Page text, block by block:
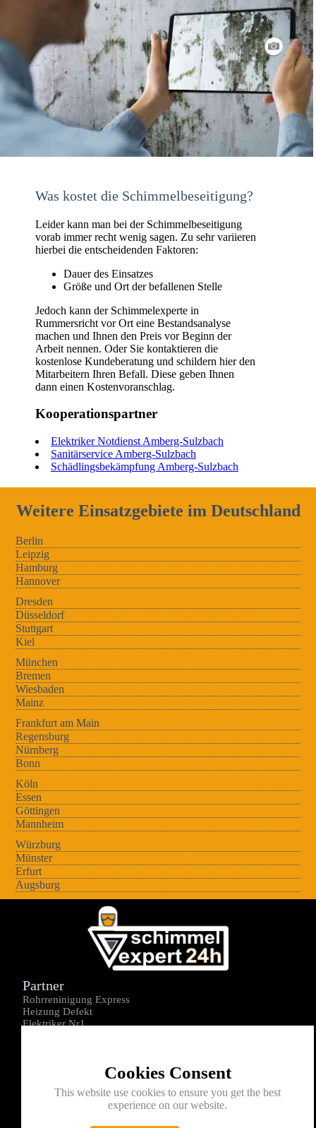
Was kostet die Schimmelbeseitigung?
Leider kann man bei der Schimmelbeseitigung
vorab immer recht wenig sagen. Zu sehr variieren
hierbei die entscheidenden Faktoren:
Dauer des Einsatzes
Größe und Ort der befallenen Stelle
Jedoch kann der Schimmelexperte in
Rummersricht vor Ort eine Bestandsanalyse
machen und Ihnen den Preis vor Beginn der
Arbeit nennen. Oder Sie kontaktieren die
kostenlose Kundeberatung und schildern hier den
Mitarbeitern Ihren Befall. Diese geben Ihnen
dann einen Kostenvoranschlag.
Kooperationspartner
Elektriker Notdienst Amberg-Sulzbach
Sanitärservice Amberg-Sulzbach
Schädlingsbekämpfung Amberg-Sulzbach
Weitere Einsatzgebiete im Deutschland
Berlin
Leipzig
Hamburg
Hannover
Dresden
Düsseldorf
Stuttgart
Kiel
München
Bremen
Wiesbaden
Mainz
Frankfurt am Main
Regensburg
Nürnberg
Bonn
Köln
Essen
Göttingen
Mannheim
Würzburg
Münster
Erfurt
Augsburg
Cookies Consent
This website use cookies to ensure you get the best
experience on our website.
Partner
Rohrreninigung Express
Heizung Defekt
Elektriker Nr1
Kontakt